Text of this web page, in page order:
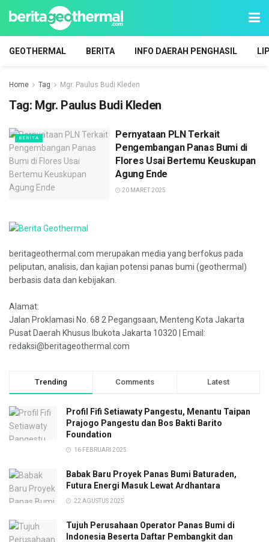
GEOTHERMAL BERITA INFO DAERAH PENGHASIL
Home Tag Mgr. Paulus Budi Kleden
Tag: Mgr. Paulus Budi Kleden
BERITA
Pernyataan PLN Terkait
Pengembangan Panas Bumi di
Flores Usai Bertemu Keuskupan
Agung Ende
20 MARET 2025
beritageothermal.com merupakan media yang berfokus pada
peliputan, analisis, dan kajian potensi panas bumi (geothermal)
berbasis data dan kebijakan.
Alamat:
Jalan Proklamasi No. 68 2 Pegangsaan, Menteng Kota Jakarta
Pusat Daerah Khusus Ibukota Jakarta 10320 | Email:
redaksi@beritageothermal.com
Trending Comments Latest
Profil Fifi Setiawaty Pangestu, Menantu Taipan
Prajogo Pangestu dan Bos Bakti Barito
Foundation
16 FEBRUARI 2025
Babak Baru Proyek Panas Bumi Baturaden,
Futura Energi Masuk Lewat Ardhantara
22 AGUSTUS 2025
Tujuh Perusahaan Operator Panas Bumi di
Indonesia Beserta Daftar Pembangkit dan